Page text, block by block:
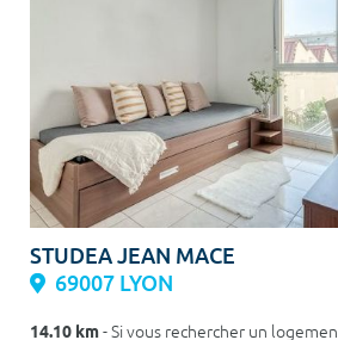
STUDEA JEAN MACE
69007 LYON
14.10 km- Si vous rechercher un